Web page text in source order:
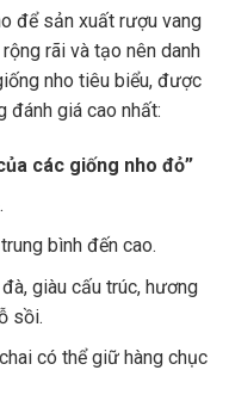
để sản xuất rượu vang
rãi và tạo nên danh
nho tiêu biểu, được
đánh giá cao nhất:
các giống nho đỏ”
bình đến cao.
giàu cấu trúc, hương
sồi.
có thể giữ hàng chục